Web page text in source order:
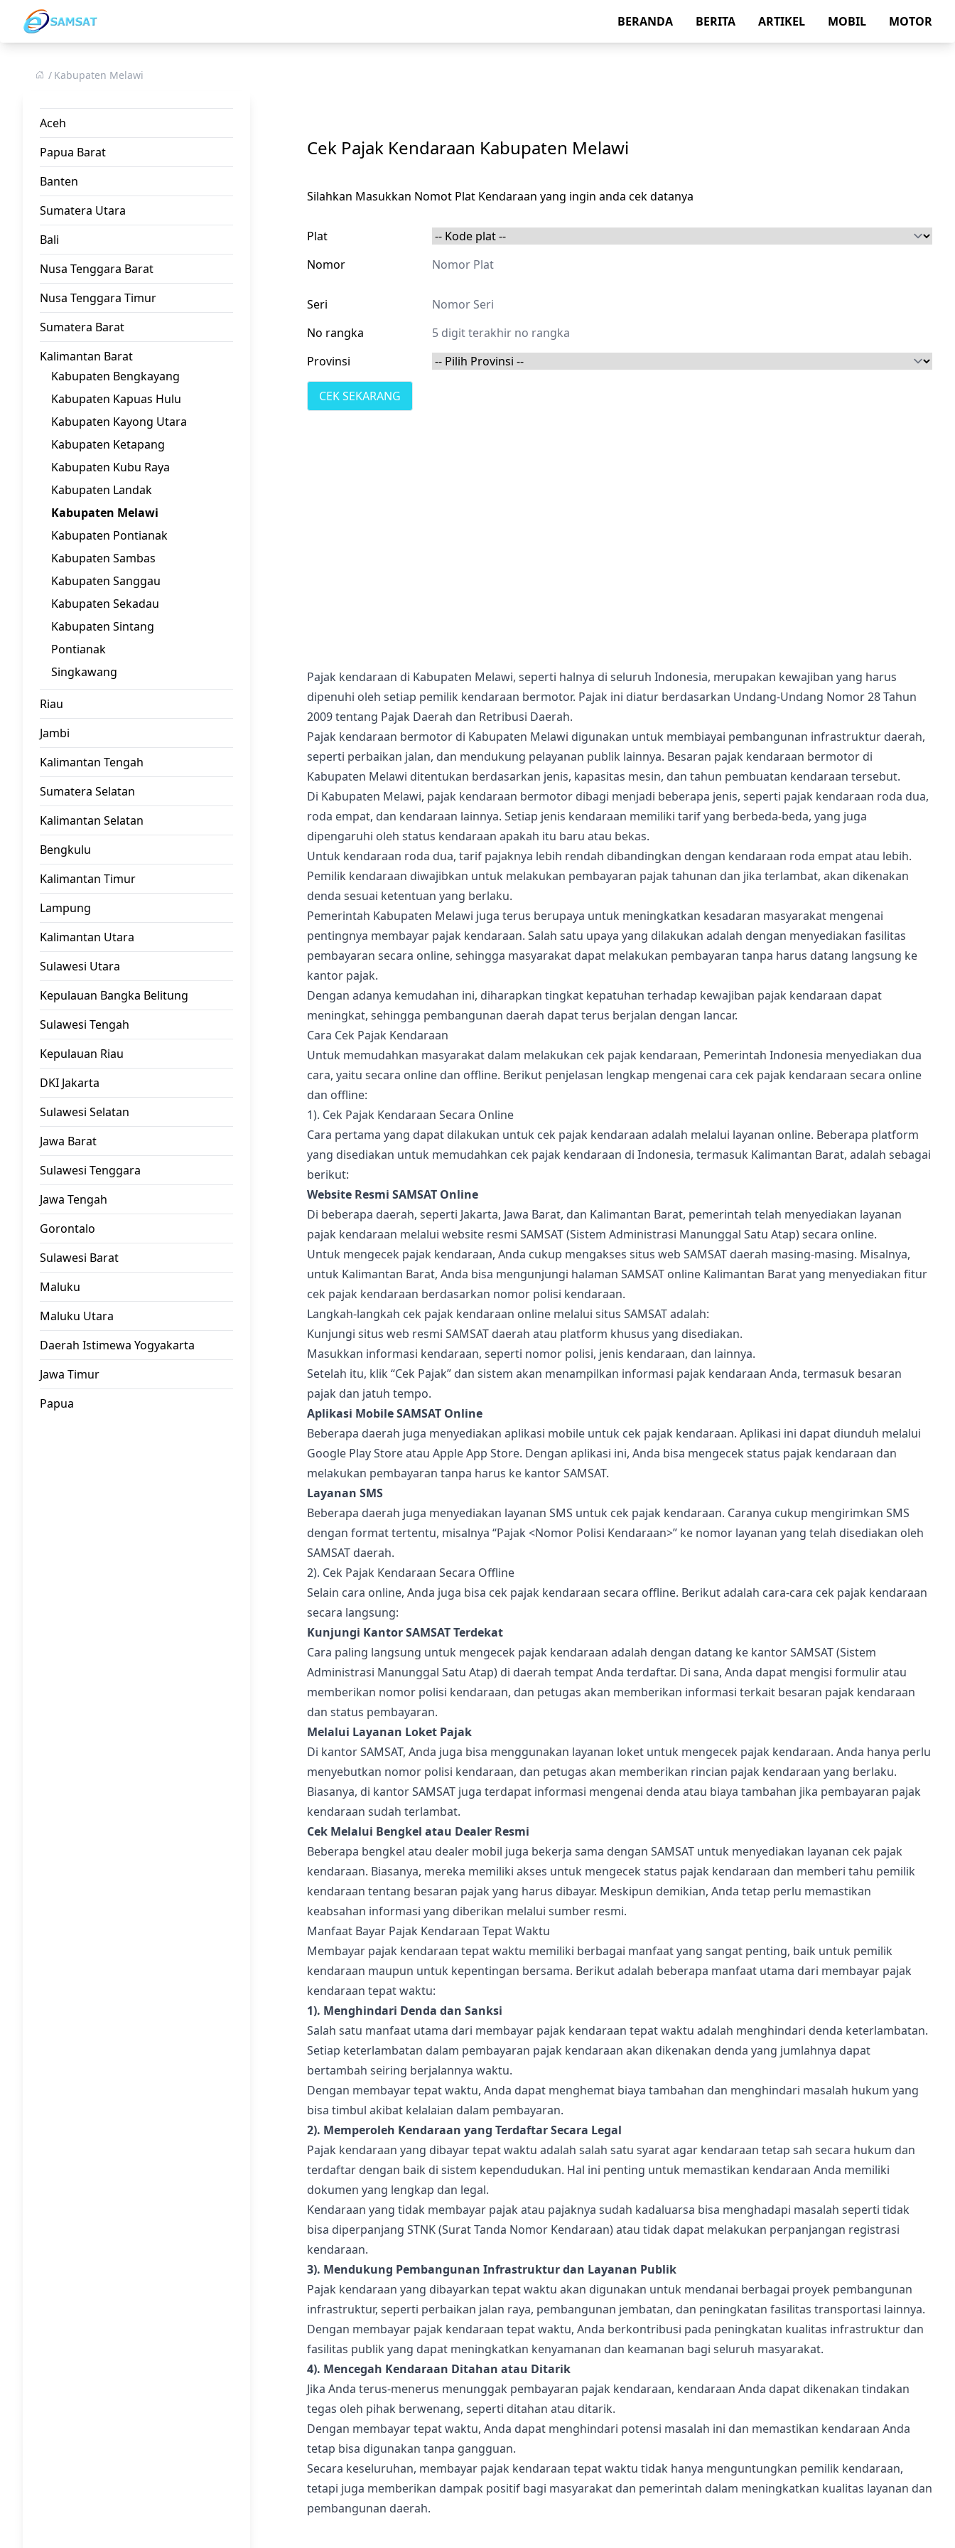
BERANDA BERITA ARTIKEL MOBIL MOTOR
Kabupaten Melawi
Cek Pajak Kendaraan Kabupaten Melawi
Silahkan Masukkan Nomot Plat Kendaraan yang ingin anda cek datanya
Plat
Nomor
Seri
No rangka
Provinsi
Pajak kendaraan di Kabupaten Melawi, seperti halnya di seluruh Indonesia, merupakan kewajiban yang harus
dipenuhi oleh setiap pemilik kendaraan bermotor. Pajak ini diatur berdasarkan Undang-Undang Nomor 28 Tahun
2009 tentang Pajak Daerah dan Retribusi Daerah.
Pajak kendaraan bermotor di Kabupaten Melawi digunakan untuk membiayai pembangunan infrastruktur daerah,
seperti perbaikan jalan, dan mendukung pelayanan publik lainnya. Besaran pajak kendaraan bermotor di
Kabupaten Melawi ditentukan berdasarkan jenis, kapasitas mesin, dan tahun pembuatan kendaraan tersebut.
Di Kabupaten Melawi, pajak kendaraan bermotor dibagi menjadi beberapa jenis, seperti pajak kendaraan roda dua,
roda empat, dan kendaraan lainnya. Setiap jenis kendaraan memiliki tarif yang berbeda-beda, yang juga
dipengaruhi oleh status kendaraan apakah itu baru atau bekas.
Untuk kendaraan roda dua, tarif pajaknya lebih rendah dibandingkan dengan kendaraan roda empat atau lebih.
Pemilik kendaraan diwajibkan untuk melakukan pembayaran pajak tahunan dan jika terlambat, akan dikenakan
denda sesuai ketentuan yang berlaku.
Pemerintah Kabupaten Melawi juga terus berupaya untuk meningkatkan kesadaran masyarakat mengenai
pentingnya membayar pajak kendaraan. Salah satu upaya yang dilakukan adalah dengan menyediakan fasilitas
pembayaran secara online, sehingga masyarakat dapat melakukan pembayaran tanpa harus datang langsung ke
kantor pajak.
Dengan adanya kemudahan ini, diharapkan tingkat kepatuhan terhadap kewajiban pajak kendaraan dapat
meningkat, sehingga pembangunan daerah dapat terus berjalan dengan lancar.
Cara Cek Pajak Kendaraan
Untuk memudahkan masyarakat dalam melakukan cek pajak kendaraan, Pemerintah Indonesia menyediakan dua
cara, yaitu secara online dan offline. Berikut penjelasan lengkap mengenai cara cek pajak kendaraan secara online
dan offline:
1). Cek Pajak Kendaraan Secara Online
Cara pertama yang dapat dilakukan untuk cek pajak kendaraan adalah melalui layanan online. Beberapa platform
yang disediakan untuk memudahkan cek pajak kendaraan di Indonesia, termasuk Kalimantan Barat, adalah sebagai
berikut:
Website Resmi SAMSAT Online
Di beberapa daerah, seperti Jakarta, Jawa Barat, dan Kalimantan Barat, pemerintah telah menyediakan layanan
pajak kendaraan melalui website resmi SAMSAT (Sistem Administrasi Manunggal Satu Atap) secara online.
Untuk mengecek pajak kendaraan, Anda cukup mengakses situs web SAMSAT daerah masing-masing. Misalnya,
untuk Kalimantan Barat, Anda bisa mengunjungi halaman SAMSAT online Kalimantan Barat yang menyediakan fitur
cek pajak kendaraan berdasarkan nomor polisi kendaraan.
Langkah-langkah cek pajak kendaraan online melalui situs SAMSAT adalah:
Kunjungi situs web resmi SAMSAT daerah atau platform khusus yang disediakan.
Masukkan informasi kendaraan, seperti nomor polisi, jenis kendaraan, dan lainnya.
Setelah itu, klik “Cek Pajak” dan sistem akan menampilkan informasi pajak kendaraan Anda, termasuk besaran
pajak dan jatuh tempo.
Aplikasi Mobile SAMSAT Online
Beberapa daerah juga menyediakan aplikasi mobile untuk cek pajak kendaraan. Aplikasi ini dapat diunduh melalui
Google Play Store atau Apple App Store. Dengan aplikasi ini, Anda bisa mengecek status pajak kendaraan dan
melakukan pembayaran tanpa harus ke kantor SAMSAT.
Layanan SMS
Beberapa daerah juga menyediakan layanan SMS untuk cek pajak kendaraan. Caranya cukup mengirimkan SMS
dengan format tertentu, misalnya “Pajak <Nomor Polisi Kendaraan>” ke nomor layanan yang telah disediakan oleh
SAMSAT daerah.
2). Cek Pajak Kendaraan Secara Offline
Selain cara online, Anda juga bisa cek pajak kendaraan secara offline. Berikut adalah cara-cara cek pajak kendaraan
secara langsung:
Kunjungi Kantor SAMSAT Terdekat
Cara paling langsung untuk mengecek pajak kendaraan adalah dengan datang ke kantor SAMSAT (Sistem
Administrasi Manunggal Satu Atap) di daerah tempat Anda terdaftar. Di sana, Anda dapat mengisi formulir atau
memberikan nomor polisi kendaraan, dan petugas akan memberikan informasi terkait besaran pajak kendaraan
dan status pembayaran.
Melalui Layanan Loket Pajak
Di kantor SAMSAT, Anda juga bisa menggunakan layanan loket untuk mengecek pajak kendaraan. Anda hanya perlu
menyebutkan nomor polisi kendaraan, dan petugas akan memberikan rincian pajak kendaraan yang berlaku.
Biasanya, di kantor SAMSAT juga terdapat informasi mengenai denda atau biaya tambahan jika pembayaran pajak
kendaraan sudah terlambat.
Cek Melalui Bengkel atau Dealer Resmi
Beberapa bengkel atau dealer mobil juga bekerja sama dengan SAMSAT untuk menyediakan layanan cek pajak
kendaraan. Biasanya, mereka memiliki akses untuk mengecek status pajak kendaraan dan memberi tahu pemilik
kendaraan tentang besaran pajak yang harus dibayar. Meskipun demikian, Anda tetap perlu memastikan
keabsahan informasi yang diberikan melalui sumber resmi.
Manfaat Bayar Pajak Kendaraan Tepat Waktu
Membayar pajak kendaraan tepat waktu memiliki berbagai manfaat yang sangat penting, baik untuk pemilik
kendaraan maupun untuk kepentingan bersama. Berikut adalah beberapa manfaat utama dari membayar pajak
kendaraan tepat waktu:
1). Menghindari Denda dan Sanksi
Salah satu manfaat utama dari membayar pajak kendaraan tepat waktu adalah menghindari denda keterlambatan.
Setiap keterlambatan dalam pembayaran pajak kendaraan akan dikenakan denda yang jumlahnya dapat
bertambah seiring berjalannya waktu.
Dengan membayar tepat waktu, Anda dapat menghemat biaya tambahan dan menghindari masalah hukum yang
bisa timbul akibat kelalaian dalam pembayaran.
2). Memperoleh Kendaraan yang Terdaftar Secara Legal
Pajak kendaraan yang dibayar tepat waktu adalah salah satu syarat agar kendaraan tetap sah secara hukum dan
terdaftar dengan baik di sistem kependudukan. Hal ini penting untuk memastikan kendaraan Anda memiliki
dokumen yang lengkap dan legal.
Kendaraan yang tidak membayar pajak atau pajaknya sudah kadaluarsa bisa menghadapi masalah seperti tidak
bisa diperpanjang STNK (Surat Tanda Nomor Kendaraan) atau tidak dapat melakukan perpanjangan registrasi
kendaraan.
3). Mendukung Pembangunan Infrastruktur dan Layanan Publik
Pajak kendaraan yang dibayarkan tepat waktu akan digunakan untuk mendanai berbagai proyek pembangunan
infrastruktur, seperti perbaikan jalan raya, pembangunan jembatan, dan peningkatan fasilitas transportasi lainnya.
Dengan membayar pajak kendaraan tepat waktu, Anda berkontribusi pada peningkatan kualitas infrastruktur dan
fasilitas publik yang dapat meningkatkan kenyamanan dan keamanan bagi seluruh masyarakat.
4). Mencegah Kendaraan Ditahan atau Ditarik
Jika Anda terus-menerus menunggak pembayaran pajak kendaraan, kendaraan Anda dapat dikenakan tindakan
tegas oleh pihak berwenang, seperti ditahan atau ditarik.
Dengan membayar tepat waktu, Anda dapat menghindari potensi masalah ini dan memastikan kendaraan Anda
tetap bisa digunakan tanpa gangguan.
Secara keseluruhan, membayar pajak kendaraan tepat waktu tidak hanya menguntungkan pemilik kendaraan,
tetapi juga memberikan dampak positif bagi masyarakat dan pemerintah dalam meningkatkan kualitas layanan dan
pembangunan daerah.
Aceh
Papua Barat
Banten
Sumatera Utara
Bali
Nusa Tenggara Barat
Nusa Tenggara Timur
Sumatera Barat
Kalimantan Barat
Kabupaten Bengkayang
Kabupaten Kapuas Hulu
Kabupaten Kayong Utara
Kabupaten Ketapang
Kabupaten Kubu Raya
Kabupaten Landak
Kabupaten Melawi
Kabupaten Pontianak
Kabupaten Sambas
Kabupaten Sanggau
Kabupaten Sekadau
Kabupaten Sintang
Pontianak
Singkawang
Riau
Jambi
Kalimantan Tengah
Sumatera Selatan
Kalimantan Selatan
Bengkulu
Kalimantan Timur
Lampung
Kalimantan Utara
Sulawesi Utara
Kepulauan Bangka Belitung
Sulawesi Tengah
Kepulauan Riau
DKI Jakarta
Sulawesi Selatan
Jawa Barat
Sulawesi Tenggara
Jawa Tengah
Gorontalo
Sulawesi Barat
Maluku
Maluku Utara
Daerah Istimewa Yogyakarta
Jawa Timur
Papua